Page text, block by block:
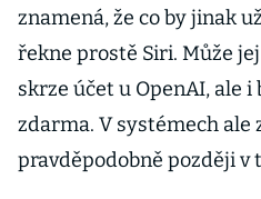
znamená, že co by jinak
řekne prostě Siri. Může
skrze účet u OpenAI, ale i
zdarma. V systémech ale
pravděpodobně později v